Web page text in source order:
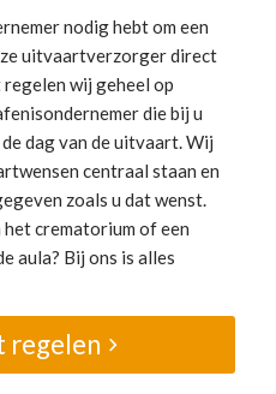
nodig hebt om een
uitvaartverzorger direct
wij geheel op
die bij u
dag van de uitvaart. Wij
centraal staan en
zoals u dat wenst.
crematorium of een
aula? Bij ons is alles
regelen